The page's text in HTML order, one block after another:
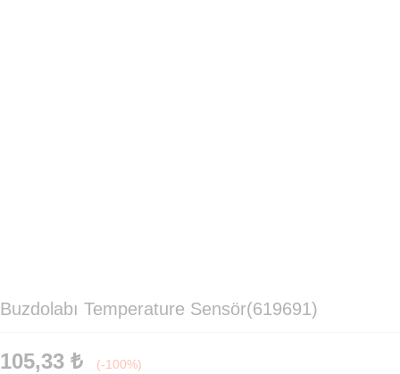
Buzdolabı Temperature Sensör(619691)
105,33 ₺
(-100%)